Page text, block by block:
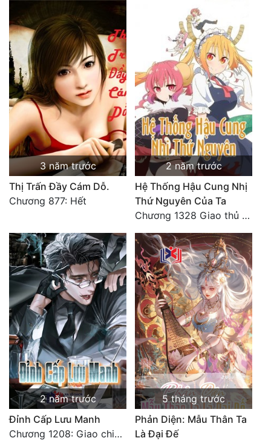
Xuyên Sách
Xuyên Thư
Điền Văn
Đô Thị
Đông Phương
Đông Phương Huyền Huyễn
Đồng Nhân
Cẩu Đạo Trường Sinh
Truyện Nam
Truyện Nữ
Vô Địch Lưu
Xây Dựng Thế Lực
Đam Mỹ
Đẹp
Đẹp Hiệp
Tính Cách Nhân Vật :
3 năm trước
Thị Trấn Đầy Cám Dỗ.
Chương 877: Hết
2 năm trước
Hệ Thống Hậu Cung Nhị
Thứ Nguyên Của Ta
Chương 1328 Giao thủ với Hung Thú
2 năm trước
Đỉnh Cấp Lưu Manh
Chương 1208: Giao chiến cùng tiên nữ
5 tháng trước
Phản Diện: Mẫu Thân Ta
Là Đại Đế